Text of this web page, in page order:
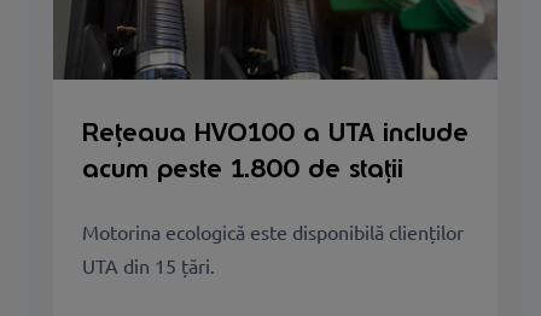
Rețeaua HVO100 a UTA include
acum peste 1.800 de stații
Motorina ecologică este disponibilă clienților
UTA din 15 țări.